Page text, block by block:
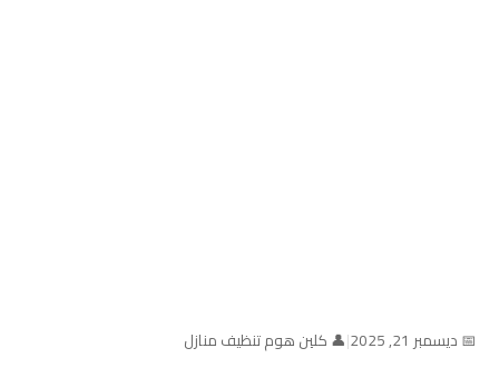
📅 ديسمبر 21, 2025 |👤 كلين هوم تنظيف منازل